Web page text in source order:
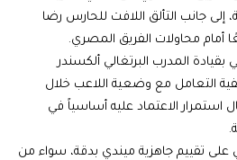
إلى جانب التألق اللافت للحارس رضا
أمام محاولات الفريق المصري.
بقيادة المدرب البرتغالي ألكسندر
التعامل مع وضعية اللاعب خلال
استمرار الاعتماد عليه أساسياً في
على تقييم جاهزية ميندي بدقة، سواء من